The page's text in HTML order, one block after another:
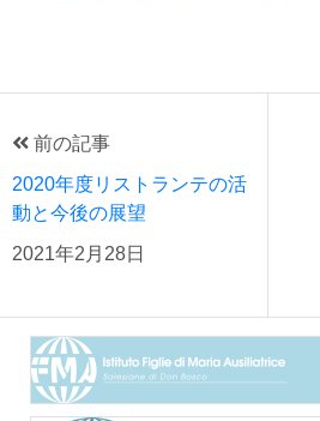
前の記事
2020年度リストランテの活
動と今後の展望
2021年2月28日